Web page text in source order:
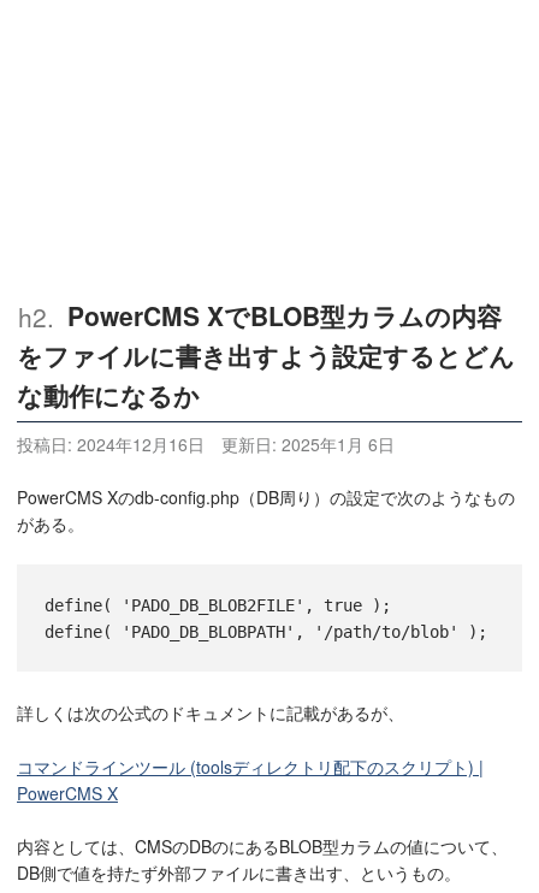
PowerCMS XでBLOB型カラムの内容
をファイルに書き出すよう設定するとどん
な動作になるか
投稿日: 2024年12月16日 更新日: 2025年1月 6日
PowerCMS Xのdb-config.php（DB周り）の設定で次のようなもの
がある。
define( 'PADO_DB_BLOB2FILE', true );
詳しくは次の公式のドキュメントに記載があるが、
コマンドラインツール (toolsディレクトリ配下のスクリプト) |
PowerCMS X
内容としては、CMSのDBのにあるBLOB型カラムの値について、
DB側で値を持たず外部ファイルに書き出す、というもの。